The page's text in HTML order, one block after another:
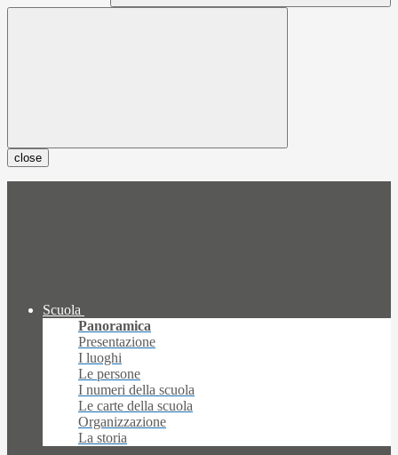
close
Scuola
Panoramica
Presentazione
I luoghi
Le persone
I numeri della scuola
Le carte della scuola
Organizzazione
La storia